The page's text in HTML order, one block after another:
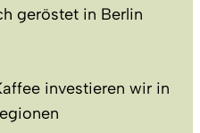
geröstet in Berlin
investieren wir in